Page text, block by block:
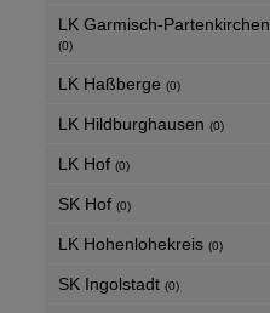
LK Garmisch-Partenkirchen
(0)
LK Haßberge (0)
LK Hildburghausen (0)
LK Hof (0)
SK Hof (0)
LK Hohenlohekreis (0)
SK Ingolstadt (0)